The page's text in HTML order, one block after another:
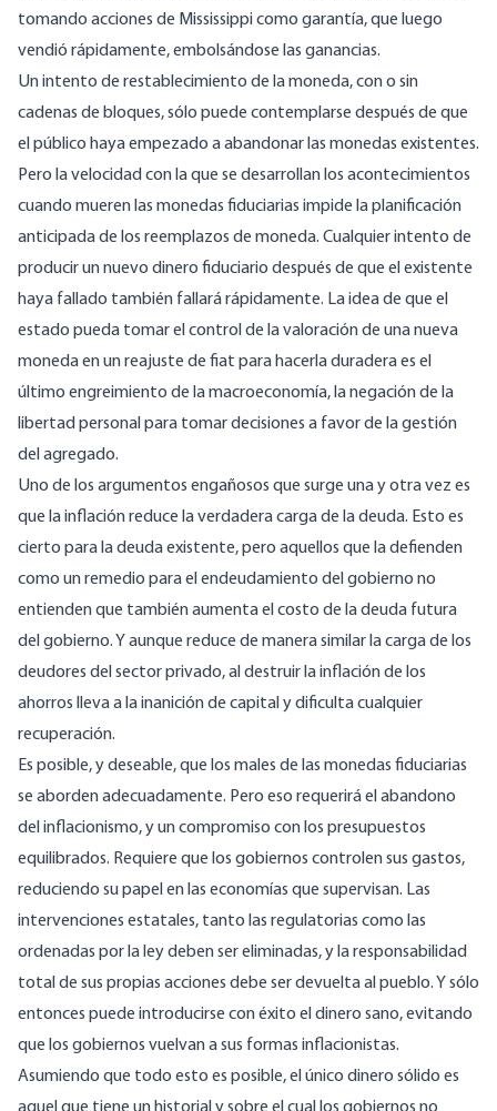
tomando acciones de Mississippi como garantía, que luego
vendió rápidamente, embolsándose las ganancias.
Un intento de restablecimiento de la moneda, con o sin
cadenas de bloques, sólo puede contemplarse después de que
el público haya empezado a abandonar las monedas existentes.
Pero la velocidad con la que se desarrollan los acontecimientos
cuando mueren las monedas fiduciarias impide la planificación
anticipada de los reemplazos de moneda. Cualquier intento de
producir un nuevo dinero fiduciario después de que el existente
haya fallado también fallará rápidamente. La idea de que el
estado pueda tomar el control de la valoración de una nueva
moneda en un reajuste de fiat para hacerla duradera es el
último engreimiento de la macroeconomía, la negación de la
libertad personal para tomar decisiones a favor de la gestión
del agregado.
Uno de los argumentos engañosos que surge una y otra vez es
que la inflación reduce la verdadera carga de la deuda. Esto es
cierto para la deuda existente, pero aquellos que la defienden
como un remedio para el endeudamiento del gobierno no
entienden que también aumenta el costo de la deuda futura
del gobierno. Y aunque reduce de manera similar la carga de los
deudores del sector privado, al destruir la inflación de los
ahorros lleva a la inanición de capital y dificulta cualquier
recuperación.
Es posible, y deseable, que los males de las monedas fiduciarias
se aborden adecuadamente. Pero eso requerirá el abandono
del inflacionismo, y un compromiso con los presupuestos
equilibrados. Requiere que los gobiernos controlen sus gastos,
reduciendo su papel en las economías que supervisan. Las
intervenciones estatales, tanto las regulatorias como las
ordenadas por la ley deben ser eliminadas, y la responsabilidad
total de sus propias acciones debe ser devuelta al pueblo. Y sólo
entonces puede introducirse con éxito el dinero sano, evitando
que los gobiernos vuelvan a sus formas inflacionistas.
Asumiendo que todo esto es posible, el único dinero sólido es